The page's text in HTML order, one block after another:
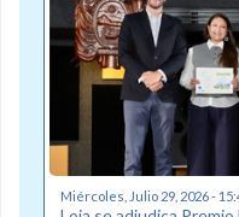
Miércoles, Julio 29, 2026 -